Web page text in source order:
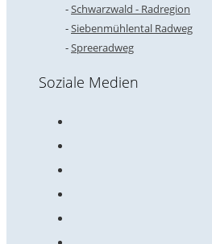
Schwarzwald - Radregion
Siebenmühlental Radweg
Spreeradweg
Soziale Medien